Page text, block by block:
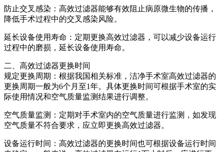
防止交叉感染：高效过滤器能够有效阻止病原微生物的传播，
降低手术过程中的交叉感染风险。
延长设备使用寿命：定期更换高效过滤器，可以减少设备运行
过程中的磨损，延长设备使用寿命。
二、高效过滤器更换时间
规定更换周期：根据我国相关标准，洁净手术室高效过滤器的
更换周期一般为6个月至1年。具体更换时间可根据手术室的实
际使用情况和空气质量监测结果进行调整。
空气质量监测：定期对手术室内的空气质量进行监测，如发现
空气质量不符合要求，应立即更换高效过滤器。
设备运行时间：高效过滤器的更换时间也可根据设备运行时间